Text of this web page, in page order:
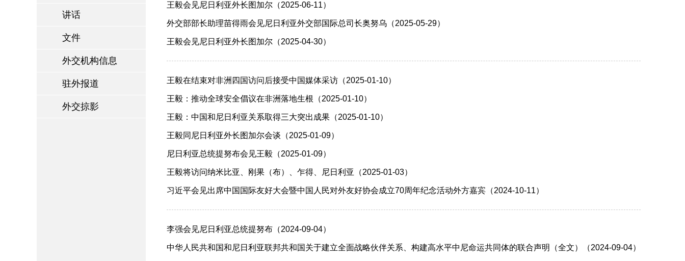
讲话
文件
外交机构信息
驻外报道
外交掠影
王毅会见尼日利亚外长图加尔（2025-06-11）
外交部部长助理苗得雨会见尼日利亚外交部国际总司长奥努乌（2025-05-29）
王毅会见尼日利亚外长图加尔（2025-04-30）
王毅在结束对非洲四国访问后接受中国媒体采访（2025-01-10）
王毅：推动全球安全倡议在非洲落地生根（2025-01-10）
王毅：中国和尼日利亚关系取得三大突出成果（2025-01-10）
王毅同尼日利亚外长图加尔会谈（2025-01-09）
尼日利亚总统提努布会见王毅（2025-01-09）
王毅将访问纳米比亚、刚果（布）、乍得、尼日利亚（2025-01-03）
习近平会见出席中国国际友好大会暨中国人民对外友好协会成立70周年纪念活动外方嘉宾（2024-10-11）
李强会见尼日利亚总统提努布（2024-09-04）
中华人民共和国和尼日利亚联邦共和国关于建立全面战略伙伴关系、构建高水平中尼命运共同体的联合声明（全文）（2024-09-04）